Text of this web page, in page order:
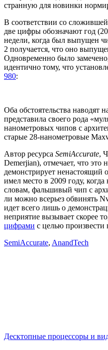
странную для новинки
В соответствии со
две цифры обозначают год
недели, когда был выпущен
2 получается, что оно
Одновременно было
идентично тому, что
980:
Оба обстоятельства наводят
представила своего рода
нанометровых чипов с
старые 28-нанометровые
Автор ресурса SemiAccurate,
Demerjian), отмечает, что это
демонстрирует ненастоящий
имел место в 2009 году,
словам, фальшивый чип с
ли можно всерьез обвинять
идет всего лишь о
неприятие вызывает скорее
цифрами с целью произвести
SemiAccurate, AnandTech
Десктопные процессоры и